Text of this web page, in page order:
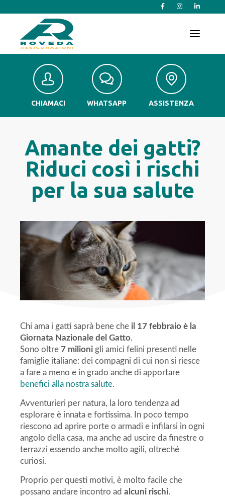
T
v
g
i
CHIAMACI WHATSAPP ASSISTENZA
Amante dei gatti?
Riduci così i rischi
per la sua salute
Chi ama i gatti saprà bene che il 17 febbraio è la
Giornata Nazionale del Gatto.
Sono oltre 7 milioni gli amici felini presenti nelle
famiglie italiane: dei compagni di cui non si riesce
a fare a meno e in grado anche di apportare
benefici alla nostra salute.
Avventurieri per natura, la loro tendenza ad
esplorare è innata e fortissima. In poco tempo
riescono ad aprire porte o armadi e infilarsi in ogni
angolo della casa, ma anche ad uscire da finestre o
terrazzi essendo anche molto agili, oltreché
curiosi.
Proprio per questi motivi, è molto facile che
possano andare incontro ad alcuni rischi.